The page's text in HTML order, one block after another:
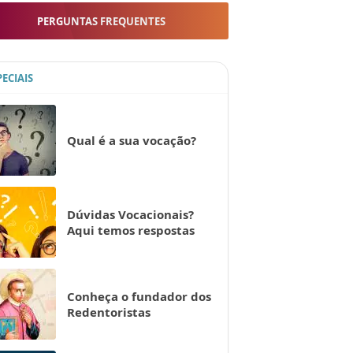
PERGUNTAS FREQUENTES
Qual é a sua vocação?
Dúvidas Vocacionais?
Aqui temos respostas
Conheça o fundador dos
Redentoristas